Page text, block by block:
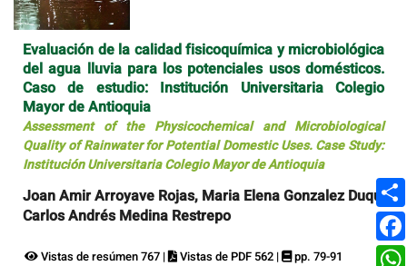
Evaluación de la calidad fisicoquímica y microbiológica
del agua lluvia para los potenciales usos domésticos.
Caso de estudio: Institución Universitaria Colegio
Mayor de Antioquia
Assessment of the Physicochemical and Microbiological
Quality of Rainwater for Potential Domestic Uses. Case Study:
Institución Universitaria Colegio Mayor de Antioquia
Joan Amir Arroyave Rojas, Maria Elena Gonzalez Duque,
Carlos Andrés Medina Restrepo
Vistas de resúmen 767 | Vistas de PDF 562 | pp. 79-91